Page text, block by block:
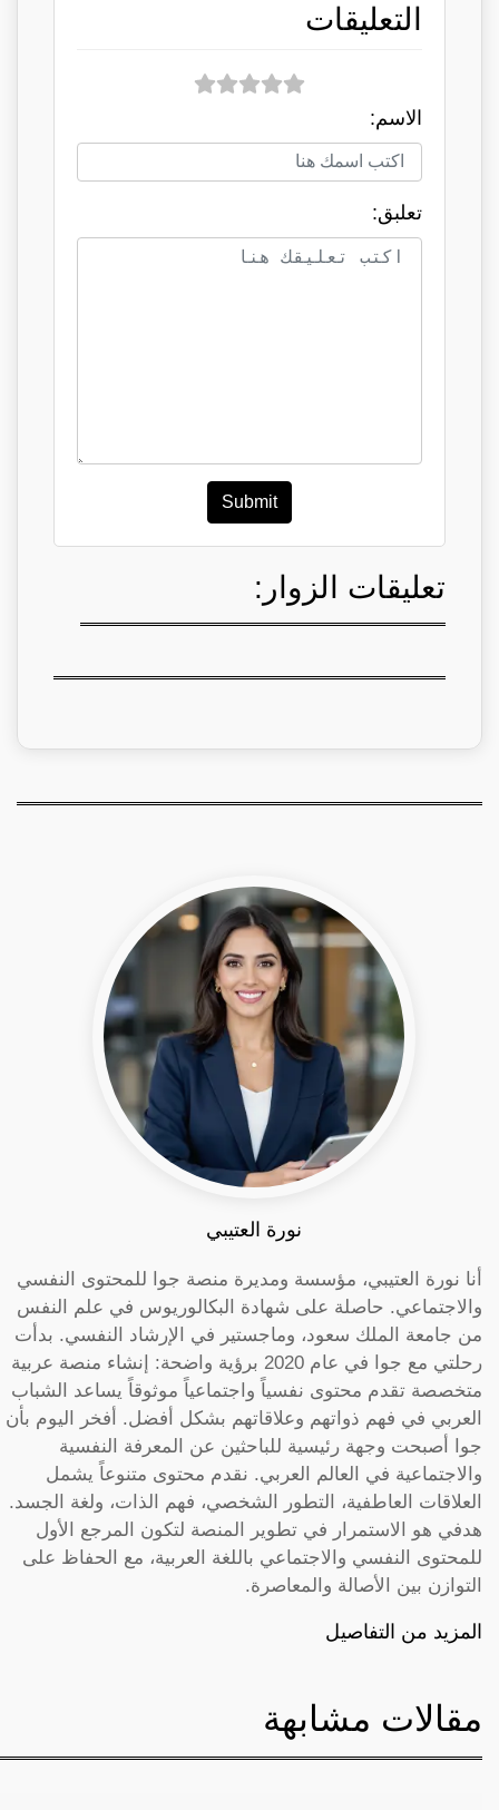
التعليقات
الاسم:
تعلبق:
Submit
تعليقات الزوار:
نورة العتيبي
أنا نورة العتيبي، مؤسسة ومديرة منصة جوا للمحتوى النفسي
والاجتماعي. حاصلة على شهادة البكالوريوس في علم النفس
من جامعة الملك سعود، وماجستير في الإرشاد النفسي. بدأت
رحلتي مع جوا في عام 2020 برؤية واضحة: إنشاء منصة عربية
متخصصة تقدم محتوى نفسياً واجتماعياً موثوقاً يساعد الشباب
العربي في فهم ذواتهم وعلاقاتهم بشكل أفضل. أفخر اليوم بأن
جوا أصبحت وجهة رئيسية للباحثين عن المعرفة النفسية
والاجتماعية في العالم العربي. نقدم محتوى متنوعاً يشمل
العلاقات العاطفية، التطور الشخصي، فهم الذات، ولغة الجسد.
هدفي هو الاستمرار في تطوير المنصة لتكون المرجع الأول
للمحتوى النفسي والاجتماعي باللغة العربية، مع الحفاظ على
التوازن بين الأصالة والمعاصرة.
المزيد من التفاصيل
مقالات مشابهة